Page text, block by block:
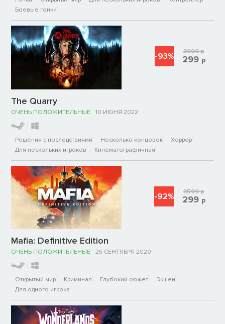
Боевые гонки
The Quarry
ОЧЕНЬ ПОЛОЖИТЕЛЬНЫЕ 10 ИЮНЯ 2022
Решения с последствиями Несколько концовок
Хоррор
Для нескольких игроков
Кинематографичная
-93% 3999р
299 р
Mafia: Definitive Edition
ОЧЕНЬ ПОЛОЖИТЕЛЬНЫЕ 25 СЕНТЯБРЯ 2020
Открытый мир Криминал Глубокий сюжет
Экшен
Для одного игрока
-92% 3599р
299 р